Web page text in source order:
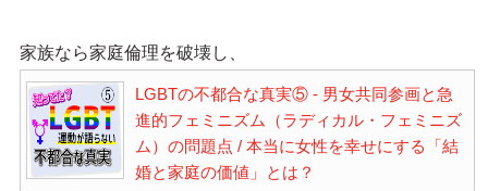
家族なら家庭倫理を破壊し、
LGBTの不都合な真実⑤ - 男女共同参画と急
進的フェミニズム（ラディカル・フェミニズ
ム）の問題点 / 本当に女性を幸せにする「結
婚と家庭の価値」とは？